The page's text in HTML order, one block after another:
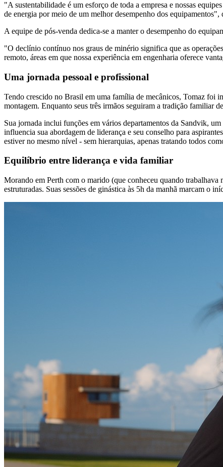
"A sustentabilidade é um esforço de toda a empresa e nossas
de energia por meio de um melhor desempenho dos equipamentos",
A equipe de pós-venda dedica-se a manter o desempenho do
"O declínio contínuo nos graus de minério significa que as
remoto, áreas em que nossa experiência em engenharia oferece
Uma jornada pessoal e profissional
Tendo crescido no Brasil em uma família de mecânicos, Tomaz foi
montagem. Enquanto seus três irmãos seguiram a tradição familiar
Sua jornada inclui funções em vários departamentos da Sandvik,
influencia sua abordagem de liderança e seu conselho para
estiver no mesmo nível - sem hierarquias, apenas tratando todos
Equilíbrio entre liderança e vida familiar
Morando em Perth com o marido (que conheceu quando
estruturadas. Suas sessões de ginástica às 5h da manhã marcam o